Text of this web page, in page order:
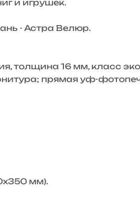
и игрушек.
- Астра Велюр.
толщина 16 мм, класс
прямая уф-
мм).